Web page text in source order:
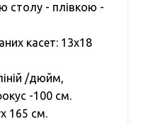
столу - плівкою -
касет: 13х18
/дюйм,
-100 см.
165 см.